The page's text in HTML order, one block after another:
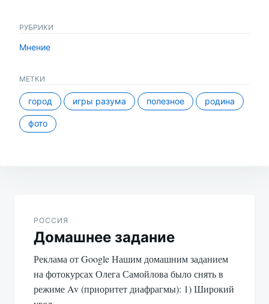
многих пенсионеров
прожить. И, возможно, их
РУБРИКИ
Мнение
МЕТКИ
город игры разума полезное родина
фото
записям
РОССИЯ
Домашнее задание
Реклама от Google Нашим домашним заданием
на фотокурсах Олега Самойлова было снять в
режиме Av (приоритет диафрагмы): 1) Широкий